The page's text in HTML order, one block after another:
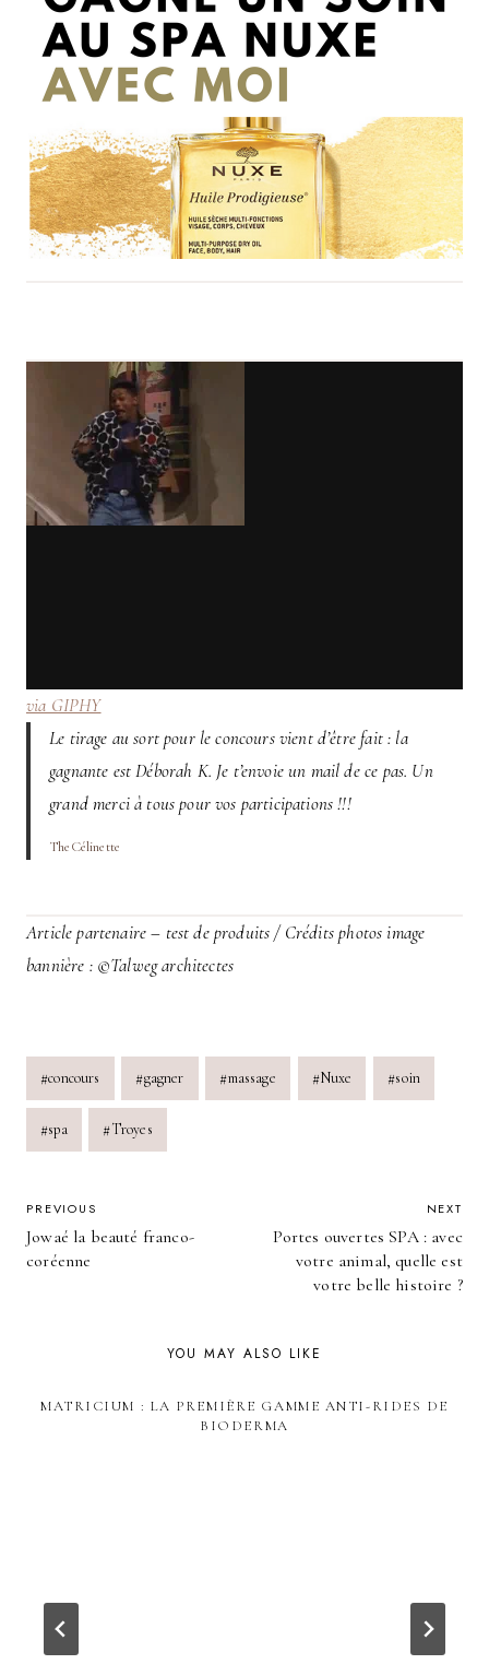
via GIPHY
Le tirage au sort pour le concours vient d’être fait : la
gagnante est Déborah K. Je t’envoie un mail de ce pas. Un
grand merci à tous pour vos participations !!!
TheCélinette
Article partenaire – test de produits /Crédits photos image
bannière : ©Talweg architectes
Post
Tags:
#concours #gagner #massage #Nuxe #soin
#spa #Troyes
POST
NAVIGATION
PREVIOUS
Jowaé la beauté franco-
coréenne
NEXT
Portes ouvertes SPA : avec
votre animal, quelle est
votre belle histoire ?
YOU MAY ALSO LIKE
MATRICIUM : LA PREMIÈRE GAMME ANTI-RIDES DE
BIODERMA